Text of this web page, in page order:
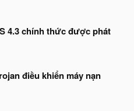
4.3 chính thức được phát
điều khiển máy nạn